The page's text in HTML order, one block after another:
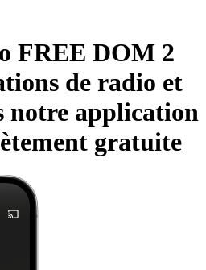
FREE DOM 2
de radio et
notre application
gratuite